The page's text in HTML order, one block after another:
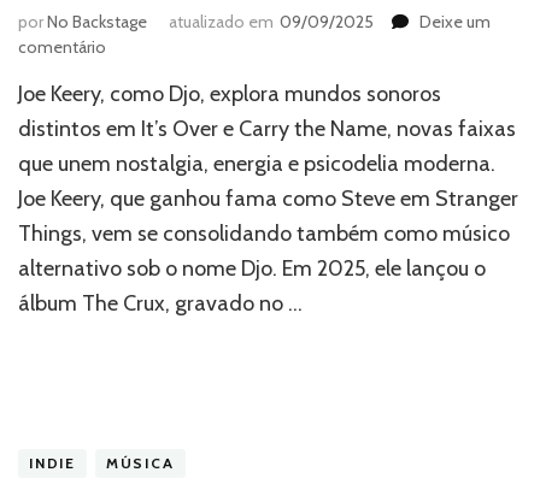
porNo Backstage atualizado em 09/09/2025
Deixe um
comentário
Novos
singles
Over”
e
Name”
mostram
Joe Keery, como Djo, explora mundos sonoros
distintos em It’s Over e Carry the Name, novas faixas
que unem nostalgia, energia e psicodelia moderna.
Joe Keery, que ganhou fama como Steve em Stranger
Things, vem se consolidando também como músico
alternativo sob o nome Djo. Em 2025, ele lançou o
álbum The Crux, gravado no …
INDIE MÚSICA